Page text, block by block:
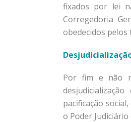
fixados por lei
Corregedoria
obedecidos pelos
Por fim e não
pacificação
o Poder